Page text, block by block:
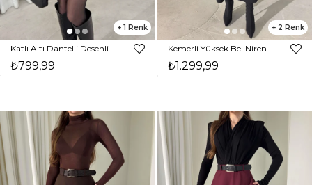
1
Katlı Altı Dantelli Desenli Permoda Taş Kadın Etek 26Y019
₺799,99
2
Kemerli Yüksek Bel Niren Siyah Kadın Etek 26Y009
₺1.299,99